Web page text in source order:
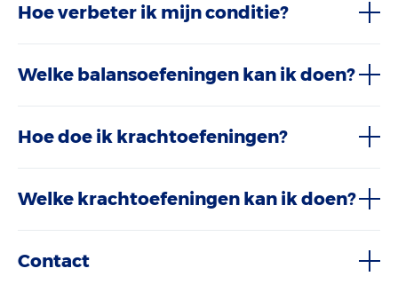
Hoe verbeter ik mijn conditie?
Welke balansoefeningen kan ik doen?
Hoe doe ik krachtoefeningen?
Welke krachtoefeningen kan ik doen?
Contact